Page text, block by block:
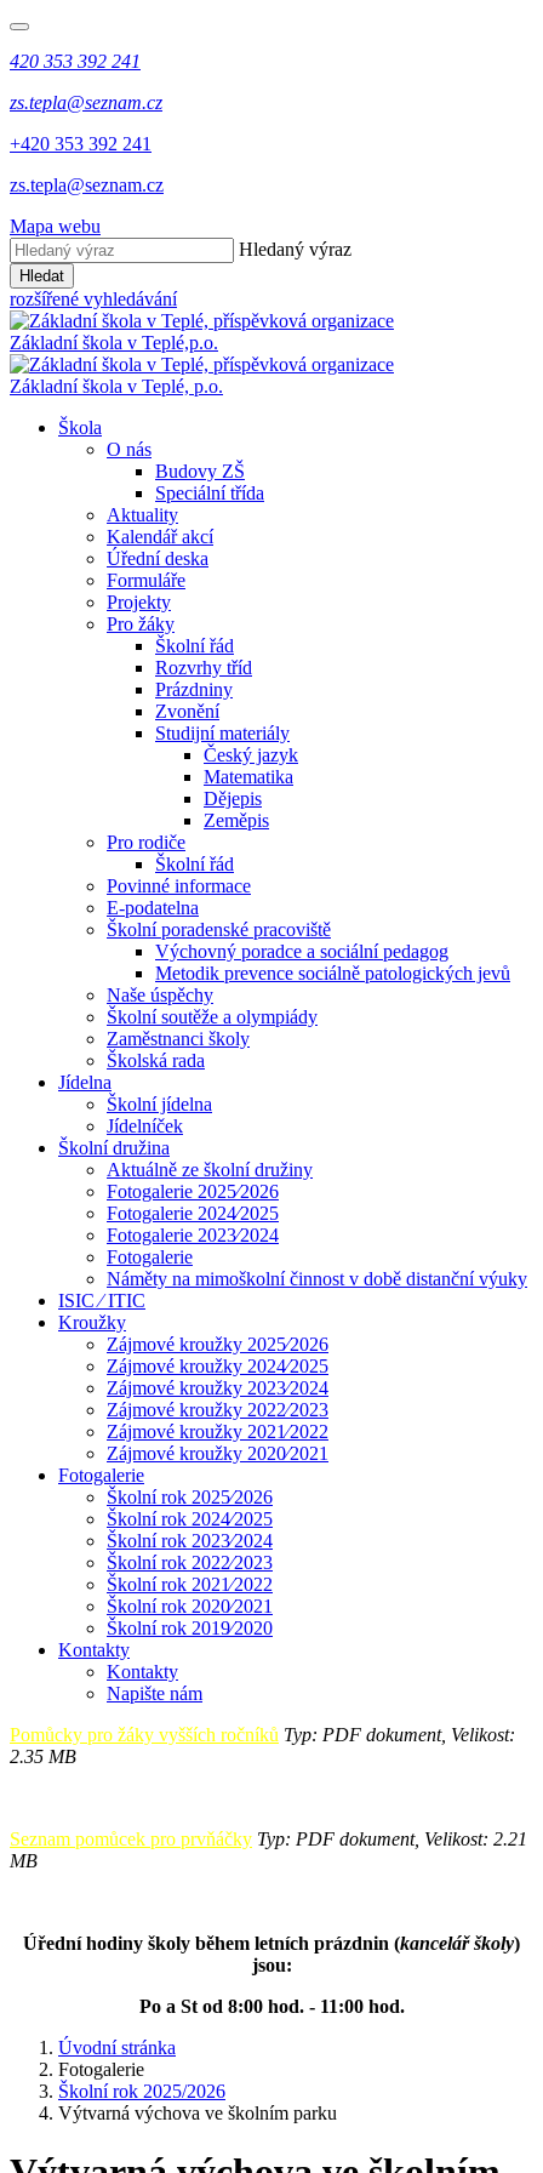
420 353 392 241
zs.tepla@seznam.cz
+420 353 392 241
zs.tepla@seznam.cz
Mapa webu
Hledaný výraz
Hledat
rozšířené vyhledávání
Základní škola v Teplé,p.o.
Základní škola v Teplé, p.o.
Škola
O nás
Budovy ZŠ
Speciální třída
Aktuality
Kalendář akcí
Úřední deska
Formuláře
Projekty
Pro žáky
Školní řád
Rozvrhy tříd
Prázdniny
Zvonění
Studijní materiály
Český jazyk
Matematika
Dějepis
Zeměpis
Pro rodiče
Školní řád
Povinné informace
E-podatelna
Školní poradenské pracoviště
Výchovný poradce a sociální pedagog
Metodik prevence sociálně patologických jevů
Naše úspěchy
Školní soutěže a olympiády
Zaměstnanci školy
Školská rada
Jídelna
Školní jídelna
Jídelníček
Školní družina
Aktuálně ze školní družiny
Fotogalerie 2025⁄2026
Fotogalerie 2024⁄2025
Fotogalerie 2023⁄2024
Fotogalerie
Náměty na mimoškolní činnost v době distanční výuky
ISIC ⁄ ITIC
Kroužky
Zájmové kroužky 2025⁄2026
Zájmové kroužky 2024⁄2025
Zájmové kroužky 2023⁄2024
Zájmové kroužky 2022⁄2023
Zájmové kroužky 2021⁄2022
Zájmové kroužky 2020⁄2021
Fotogalerie
Školní rok 2025⁄2026
Školní rok 2024⁄2025
Školní rok 2023⁄2024
Školní rok 2022⁄2023
Školní rok 2021⁄2022
Školní rok 2020⁄2021
Školní rok 2019⁄2020
Kontakty
Kontakty
Napište nám
Pomůcky pro žáky vyšších ročníků Typ: PDF dokument, Velikost:
2.35 MB
Seznam pomůcek pro prvňáčky Typ: PDF dokument, Velikost: 2.21
MB
Úřední hodiny školy během letních prázdnin (kancelář školy)
jsou:
Po a St od 8:00 hod. - 11:00 hod.
Úvodní stránka
Fotogalerie
Školní rok 2025/2026
Výtvarná výchova ve školním parku